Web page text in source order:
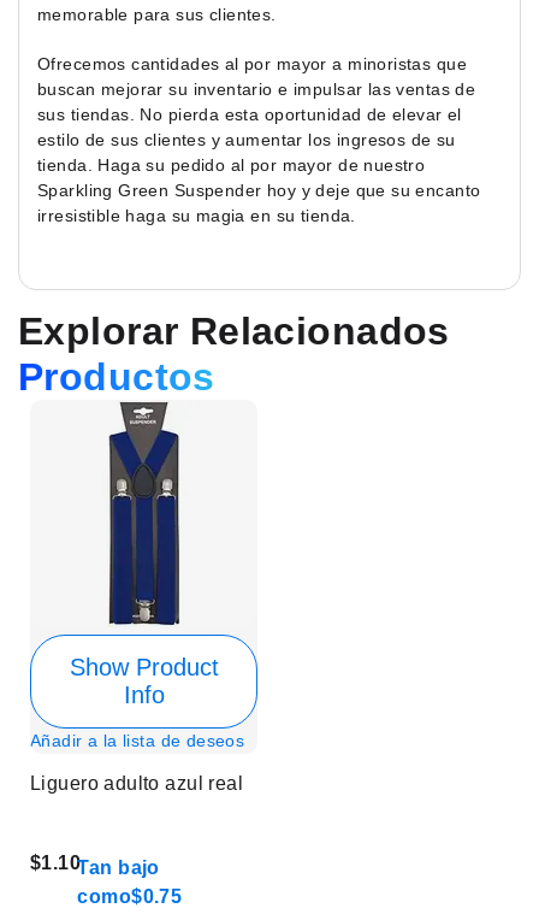
memorable para sus clientes.
Ofrecemos cantidades al por mayor a minoristas que
buscan mejorar su inventario e impulsar las ventas de
sus tiendas. No pierda esta oportunidad de elevar el
estilo de sus clientes y aumentar los ingresos de su
tienda. Haga su pedido al por mayor de nuestro
Sparkling Green Suspender hoy y deje que su encanto
irresistible haga su magia en su tienda.
Explorar Relacionados
Productos
Show Product
Info
Añadir a la lista de deseos
Liguero adulto azul real
$1.10Tan bajo
como$0.75